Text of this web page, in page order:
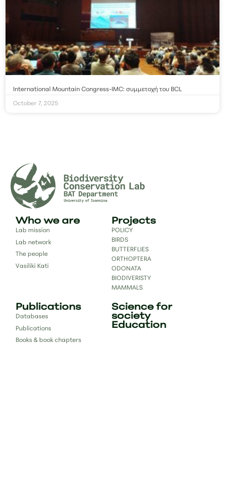
International Mountain Congress-IMC: συμμετοχή του BCL
October 7, 2025
Who we are
Lab mission
Lab network
The people
Vasiliki Kati
Projects
POLICY
BIRDS
BUTTERFLIES
ORTHOPTERA
ODONATA
BIODIVERISTY
MAMMALS
Publications
Databases
Publications
Books & book chapters
Science for
society
Education